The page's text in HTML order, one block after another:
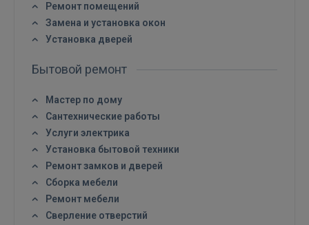
Ремонт помещений
Замена и установка окон
Установка дверей
Бытовой ремонт
Мастер по дому
Сантехнические работы
Услуги электрика
Установка бытовой техники
Ремонт замков и дверей
Сборка мебели
Ремонт мебели
Сверление отверстий